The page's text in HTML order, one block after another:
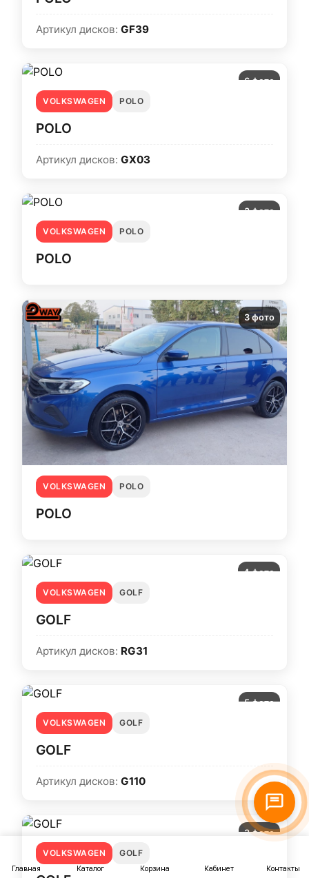
Артикул дисков: GF39
6 фото
VOLKSWAGEN
POLO
POLO
Артикул дисков: GX03
3 фото
VOLKSWAGEN
POLO
POLO
3 фото
VOLKSWAGEN POLO
POLO
4 фото
VOLKSWAGEN
GOLF
GOLF
Артикул дисков: RG31
5 фото
VOLKSWAGEN
GOLF
GOLF
Артикул дисков: G110
3 фото
VOLKSWAGEN
GOLF
Главная Каталог Корзина Кабинет Контакты